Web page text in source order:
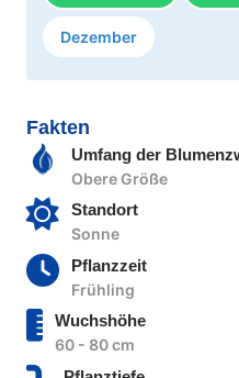
Dezember
Fakten
Umfang der
Obere Größe
Standort
Sonne
Pflanzzeit
Frühling
Wuchshöhe
60 - 80 cm